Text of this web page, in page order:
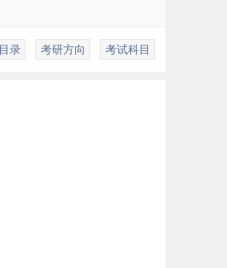
录 考研方向 考试科目